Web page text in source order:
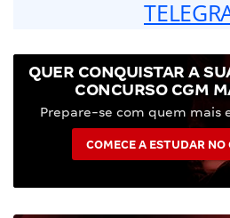
QUER CONQUISTAR A
CONCURSO CGM
Prepare-se com quem mais
COMECE A ESTUDAR NO